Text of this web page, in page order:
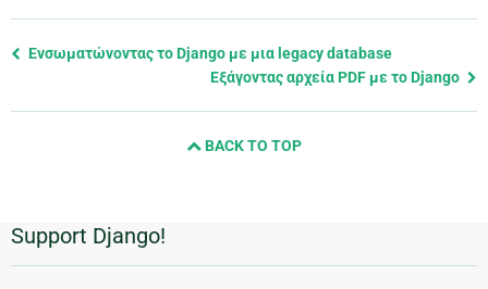
Previous
Ενσωματώνοντας το Django με μια legacy database
Εξάγοντας αρχεία PDF με το Django
BACK TO TOP
Πρόσθετες
πληροφορίες
Support Django!